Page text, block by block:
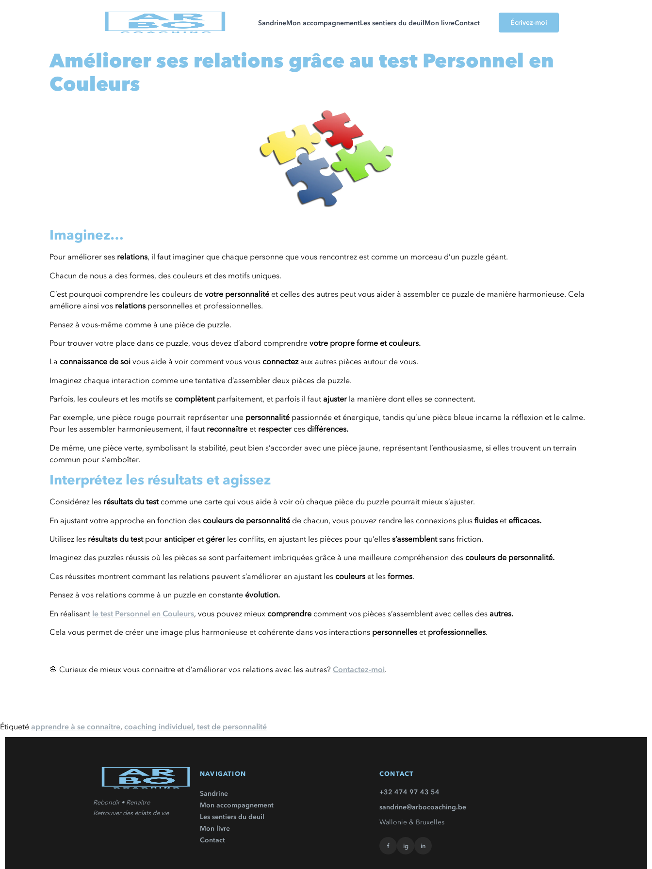
SandrineMon accompagnementLes sentiers du deuilMon livreContact Écrivez-moi
Améliorer ses relations grâce au test Personnel en
Couleurs
Imaginez…
Pour améliorer ses relations, il faut imaginer que chaque personne que vous rencontrez est comme un morceau d’un puzzle géant.
Chacun de nous a des formes, des couleurs et des motifs uniques.
C’est pourquoi comprendre les couleurs de votre personnalité et celles des autres peut vous aider à assembler ce puzzle de manière harmonieuse. Cela
améliore ainsi vos relations personnelles et professionnelles.
Pensez à vous-même comme à une pièce de puzzle.
Pour trouver votre place dans ce puzzle, vous devez d’abord comprendre votre propre forme et couleurs.
La connaissance de soi vous aide à voir comment vous vous connectezaux autres pièces autour de vous.
Imaginez chaque interaction comme une tentative d’assembler deux pièces de puzzle.
Parfois, les couleurs et les motifs se complètentparfaitement, et parfois il faut ajusterla manière dont elles se connectent.
Par exemple, une pièce rouge pourrait représenter une personnalité passionnée et énergique, tandis qu’une pièce bleue incarne la réflexion et le calme.
Pour les assembler harmonieusement, il faut reconnaître et respecterces différences.
De même, une pièce verte, symbolisant la stabilité, peut bien s’accorder avec une pièce jaune, représentant l’enthousiasme, si elles trouvent un terrain
commun pour s’emboîter.
Interprétez les résultats et agissez
Considérez les résultats du testcomme une carte qui vous aide à voir où chaque pièce du puzzle pourrait mieux s’ajuster.
En ajustant votre approche en fonction des couleurs de personnalité de chacun, vous pouvez rendre les connexions plus fluides et efficaces.
Utilisez les résultats du testpour anticiperet gérerles conflits, en ajustant les pièces pour qu’elles s’assemblentsans friction.
Imaginez des puzzles réussis où les pièces se sont parfaitement imbriquées grâce à une meilleure compréhension des couleurs de personnalité.
Ces réussites montrent comment les relations peuvent s’améliorer en ajustant les couleurs et les formes.
Pensez à vos relations comme à un puzzle en constante évolution.
En réalisant le test Personnel en Couleurs, vous pouvez mieux comprendre comment vos pièces s’assemblent avec celles des autres.
Cela vous permet de créer une image plus harmonieuse et cohérente dans vos interactions personnelles et professionnelles.
🌸 Curieux de mieux vous connaitre et d’améliorer vos relations avec les autres? Contactez-moi.
Étiqueté apprendre à se connaitre, coaching individuel, test de personnalité
Rebondir • Renaître
Retrouver des éclats de vie
NAVIGATION
Sandrine
Mon accompagnement
Les sentiers du deuil
Mon livre
Contact
CONTACT
+32 474 97 43 54
sandrine@arbocoaching.be
Wallonie & Bruxelles
f ig in